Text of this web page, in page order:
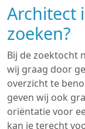
Architect
zoeken?
Bij de zoektocht
wij graag door
overzicht te
geven wij ook
oriëntatie voor
kan je terecht